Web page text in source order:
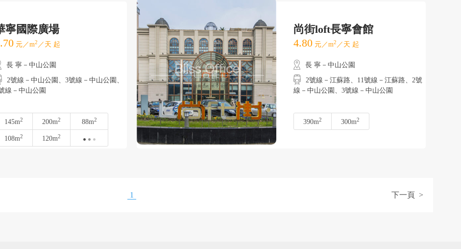
寧國際廣場
元／m2 ／天 起
長 寧－中山公園
2號線－中山公園、3號線－中山公園、
線－中山公園
145m2 200m2 88m2
108m2 120m2
尚街loft長寧會館
4.80 元／m2 ／天 起
長 寧－中山公園
2號線－江蘇路、11號線－江蘇路、2號
線－中山公園、3號線－中山公園
390m2 300m2
1 下一頁 >